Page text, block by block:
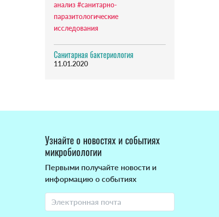
анализ #санитарно-
паразитологические
исследования
Санитарная бактериология
11.01.2020
Узнайте о новостях и событиях
микробиологии
Первыми получайте новости и
информацию о событиях